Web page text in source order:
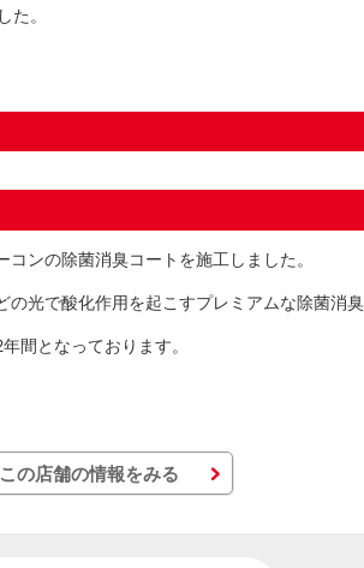
。
コンの除菌消臭コートを施工しました。
の光で酸化作用を起こすプレミアムな除菌消
間となっております。
この店舗の情報をみる